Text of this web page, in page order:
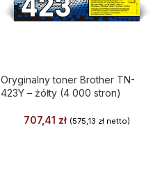
Oryginalny toner Brother TN-
423Y – żółty (4 000 stron)
707,41 zł (575,13 zł netto)